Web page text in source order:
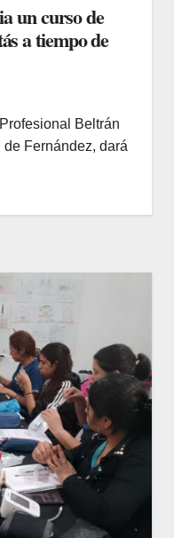
un curso de
a tiempo de
Beltrán
Fernández, dará